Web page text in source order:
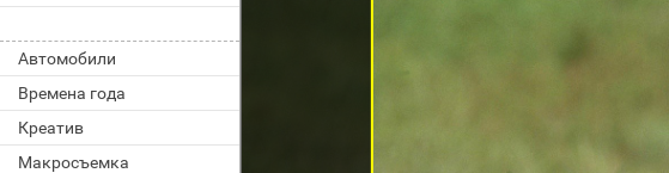
Автомобили
Времена года
Креатив
Макросъемка